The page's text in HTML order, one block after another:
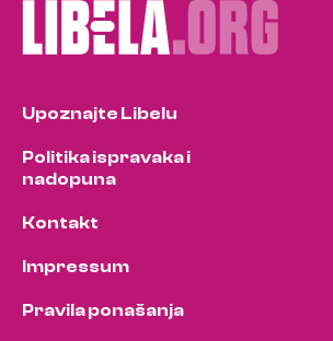
Upoznajte Libelu
Politika ispravaka i
nadopuna
Kontakt
Impressum
Pravila ponašanja